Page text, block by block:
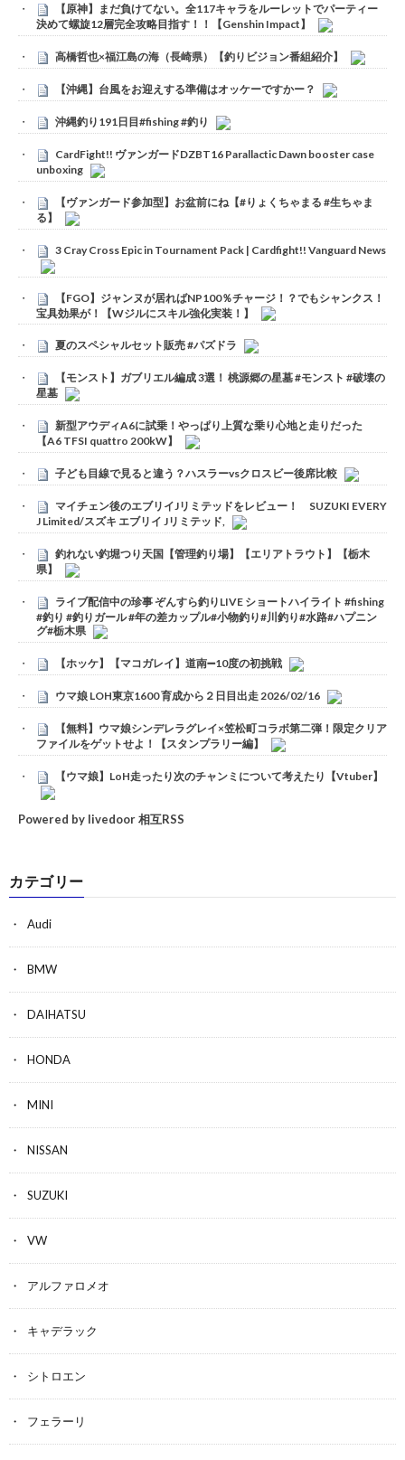
【原神】まだ負けてない。全117キャラをルーレットでパーティー
決めて螺旋12層完全攻略目指す！！【Genshin Impact】
高橋哲也×福江島の海（長崎県）【釣りビジョン番組紹介】
【沖縄】台風をお迎えする準備はオッケーですかー？
沖縄釣り191日目#fishing #釣り
CardFight!! ヴァンガードDZBT16 Parallactic Dawn booster case
unboxing
【ヴァンガード参加型】お盆前にね【#りょくちゃまる #生ちゃま
る】
3 Cray Cross Epic in Tournament Pack | Cardfight!! Vanguard News
【FGO】ジャンヌが居ればNP100％チャージ！？でもシャンクス！
宝具効果が！【Wジルにスキル強化実装！】
夏のスペシャルセット販売 #パズドラ
【モンスト】ガブリエル編成 3選！ 桃源郷の星墓 #モンスト #破壊の
星墓
新型アウディA6に試乗！やっぱり上質な乗り心地と走りだった
【A6 TFSI quattro 200kW】
子ども目線で見ると違う？ハスラーvsクロスビー後席比較
マイチェン後のエブリイJリミテッドをレビュー！ SUZUKI EVERY
J Limited/スズキ エブリイ Jリミテッド,
釣れない釣堀つり天国【管理釣り場】【エリアトラウト】【栃木
県】
ライブ配信中の珍事 ぞんすら釣りLIVE ショートハイライト #fishing
#釣り #釣りガール #年の差カップル#小物釣り#川釣り#水路#ハプニン
グ#栃木県
【ホッケ】【マコガレイ】道南➖10度の初挑戦
ウマ娘 LOH東京1600 育成から２日目出走 2026/02/16
【無料】ウマ娘シンデレラグレイ×笠松町コラボ第二弾！限定クリア
ファイルをゲットせよ！【スタンプラリー編】
【ウマ娘】LoH走ったり次のチャンミについて考えたり【Vtuber】
Powered by livedoor 相互RSS
カテゴリー
Audi
BMW
DAIHATSU
HONDA
MINI
NISSAN
SUZUKI
VW
アルファロメオ
キャデラック
シトロエン
フェラーリ